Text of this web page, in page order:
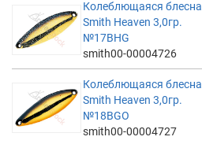
Колеблющаяся блесна
Smith Heaven 3,0гр.
№17BHG
smith00-00004726
Колеблющаяся блесна
Smith Heaven 3,0гр.
№18BGO
smith00-00004727